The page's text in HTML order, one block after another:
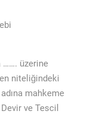
……. üzerine
niteliğindeki
mahkeme
ve Tescil